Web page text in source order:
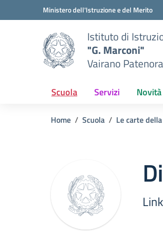
Vai ai contenuti
Vai al menu di navigazioneMinistero dell'Istruzione e del Merito
Istituto di
"G. Marconi"
Vairano
Scuola Servizi Novità
Home Scuola Le carte